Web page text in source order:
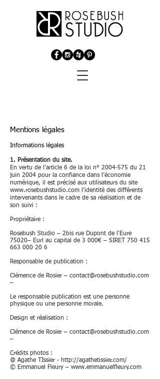
Mentions légales
Informations légales
1. Présentation du site.
En vertu de l’article 6 de la loi n° 2004-575 du 21
juin 2004 pour la confiance dans l’économie
numérique, il est précisé aux utilisateurs du site
www.rosebushstudio.com l’identité des différents
intervenants dans le cadre de sa réalisation et de
son suivi :
Propriétaire :
Rosebush Studio – 2bis rue Dupont de l'Eure
75020– Eurl au capital de 3 000€ – SIRET 750 415
663 000 20 6
Responsable de publication :
Clémence de Rosier – contact@rosebushstudio.com
–
Le responsable publication est une personne
physique ou une personne morale.
Design et réalisation :
Clémence de Rosier – contact@rosebushstudio.com
–
Crédits photos :
@ Agathe TIssier - http://agathetissier.com/
© Emmanuel Fleury – www.emmanuelfleury.com